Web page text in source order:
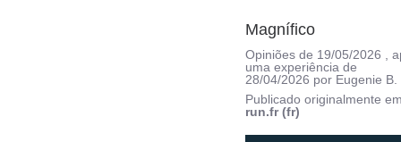
Magnífico
Opiniões de 19/05/2026
,
uma experiência de
28/04/2026 por Eugenie B.
Publicado originalmente
run.fr (fr)